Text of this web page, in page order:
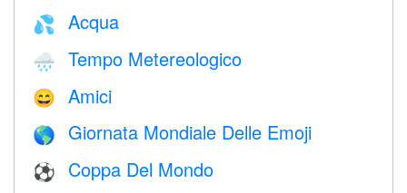
💦 Acqua
🌧 Tempo Metereologico
😄 Amici
🌎 Giornata Mondiale Delle Emoji
⚽ Coppa Del Mondo